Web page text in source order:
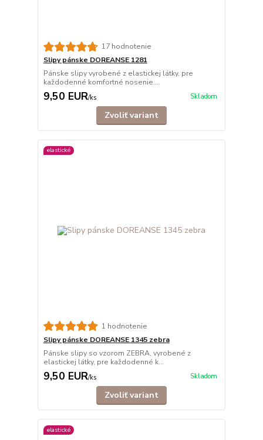
17 hodnotenie
Slipy pánske DOREANSE 1281
Pánske slipy vyrobené z elastickej látky, pre
každodenné komfortné nosenie....
9,50 EUR/ks Skladom
Zvoliť variant
elastické
1 hodnotenie
Slipy pánske DOREANSE 1345 zebra
Pánske slipy so vzorom ZEBRA, vyrobené z
elastickej látky, pre každodenné k...
9,50 EUR/ks Skladom
Zvoliť variant
elastické